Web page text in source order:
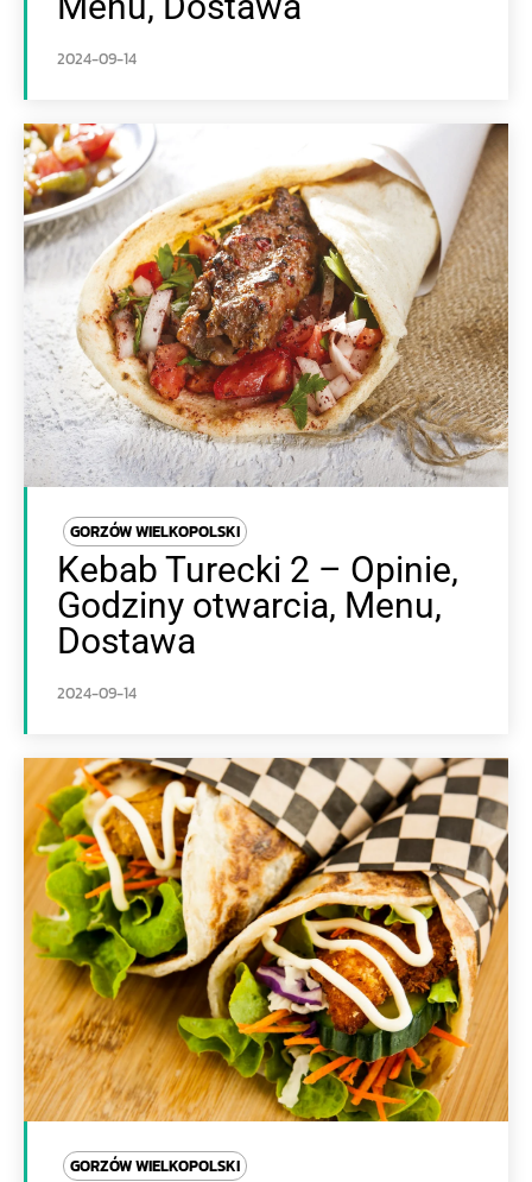
2024-09-14
GORZÓW WIELKOPOLSKI
Kebab Turecki 2 – Opinie,
Godziny otwarcia, Menu,
Dostawa
2024-09-14
GORZÓW WIELKOPOLSKI